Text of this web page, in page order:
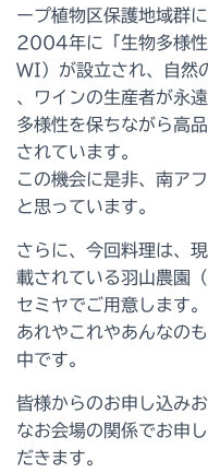
ープ植物区保護地域群
2004年に「生物多様
WI）が設立され、自然
、ワインの生産者が永
多様性を保ちながら高
されています。
この機会に是非、南ア
と思っています。
さらに、今回料理は、
載されている羽山農園
セミヤでご用意します。
あれやこれやあんなの
中です。
皆様からのお申し込み
なお会場の関係でお申
だきます。